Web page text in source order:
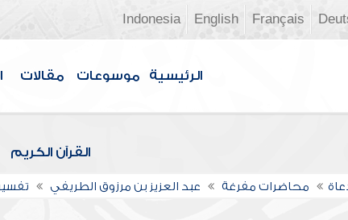
Français
English
Indonesia
الرئيسية موسوعات مقالات
القرآن الكريم
محاضرات مفرغة عبد العزيز بن مرزوق الطريفي